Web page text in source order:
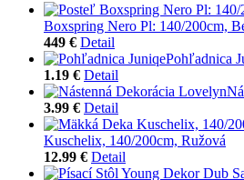
Boxspring Nero Pl: 140/200cm,
449 € Detail
Pohľadnica
1.19 € Detail
3.99 € Detail
Kuschelix, 140/200cm, Ružová
12.99 € Detail